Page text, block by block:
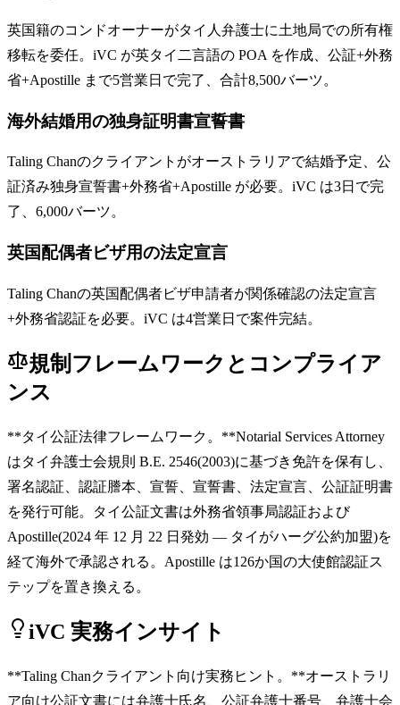
英国籍のコンドオーナーがタイ人弁護士に土地局での所有権
移転を委任。iVC が英タイ二言語の POA を作成、公証+外務
省+Apostille まで5営業日で完了、合計8,500バーツ。
海外結婚用の独身証明書宣誓書
Taling Chanのクライアントがオーストラリアで結婚予定、公
証済み独身宣誓書+外務省+Apostille が必要。iVC は3日で完
了、6,000バーツ。
英国配偶者ビザ用の法定宣言
Taling Chanの英国配偶者ビザ申請者が関係確認の法定宣言
+外務省認証を必要。iVC は4営業日で案件完結。
規制フレームワークとコンプライア
ンス
**タイ公証法律フレームワーク。**Notarial Services Attorney
はタイ弁護士会規則 B.E. 2546(2003)に基づき免許を保有し、
署名認証、認証謄本、宣誓、宣誓書、法定宣言、公証証明書
を発行可能。タイ公証文書は外務省領事局認証および
Apostille(2024 年 12 月 22 日発効 — タイがハーグ公約加盟)を
経て海外で承認される。Apostille は126か国の大使館認証ス
テップを置き換える。
iVC 実務インサイト
**Taling Chanクライアント向け実務ヒント。**オーストラリ
ア向け公証文書には弁護士氏名、公証弁護士番号、弁護士会